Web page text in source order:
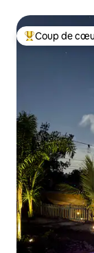
Coups de cœur
Coup de